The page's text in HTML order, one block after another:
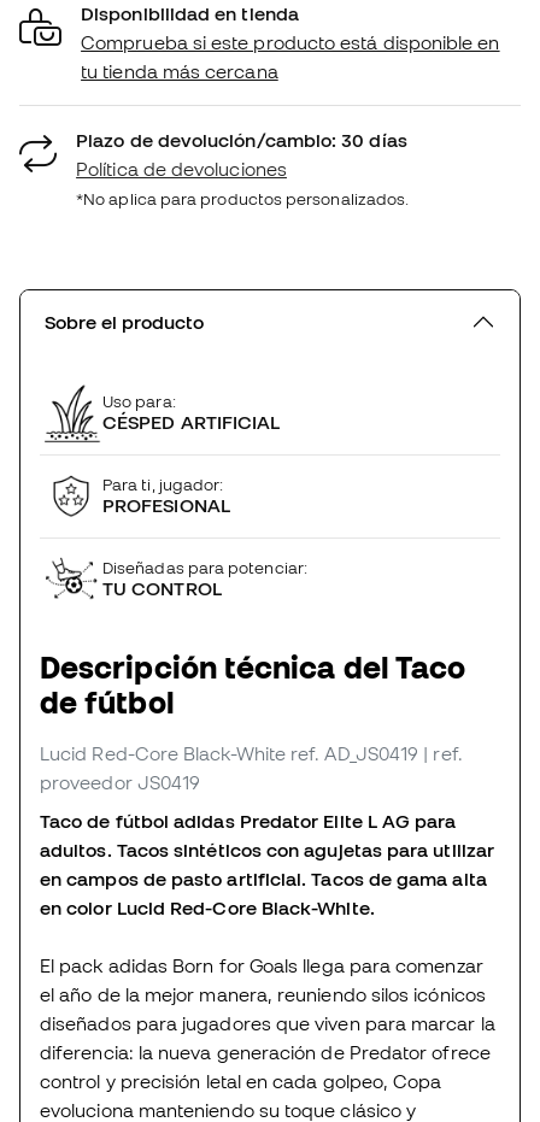
Disponibilidad en tienda
Comprueba si este producto está disponible en
tu tienda más cercana
Plazo de devolución/cambio: 30 días
Política de devoluciones
*No aplica para productos personalizados.
Sobre el producto
Uso para:
CÉSPED ARTIFICIAL
Para ti, jugador:
PROFESIONAL
Diseñadas para potenciar:
TU CONTROL
Descripción técnica del Taco
de fútbol
Lucid Red-Core Black-White ref. AD_JS0419 | ref.
proveedor JS0419
Taco de fútbol adidas Predator Elite L AG para
adultos. Tacos sintéticos con agujetas para utilizar
en campos de pasto artificial. Tacos de gama alta
en color Lucid Red-Core Black-White.
El pack adidas Born for Goals llega para comenzar
el año de la mejor manera, reuniendo silos icónicos
diseñados para jugadores que viven para marcar la
diferencia: la nueva generación de Predator ofrece
control y precisión letal en cada golpeo, Copa
evoluciona manteniendo su toque clásico y